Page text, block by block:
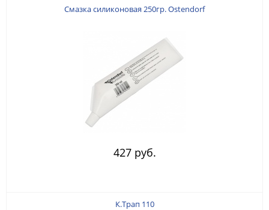
Смазка силиконовая 250гр. Ostendorf
427 руб.
К.Трап 110